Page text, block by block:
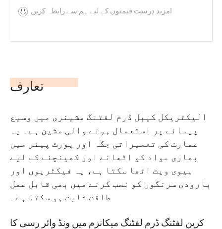
مزید درست قیمتوں کے لیے ہم سے رابطہ کریں!
تعارف
الیکٹریکل کیبل ڈرم لفٹنگ مشینری میں وسیع
پیمانے پر استعمال ہونے والی مشین ہے۔ یہ
عمارت کی تعمیراتی جگہ اور پورٹ پیئر میں
بھاری مواد کو اٹھانے اور کھینچنے کے لیے
ہیوی ویٹ اٹھا سکتا ہے، یہ فیکٹریوں اور
بارودی سرنگوں کو نصب کرنے میں بھی قابل عمل
طاقت ثابت ہو سکتا ہے۔
کرین لفٹنگ ڈرم لفٹنگ میکانزم میں ونڈ وائر رسی کا